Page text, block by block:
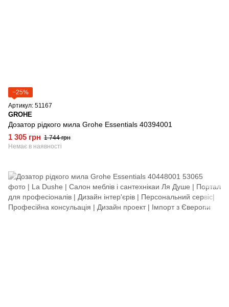
−25%
Артикул: 51167
GROHE
Дозатор рідкого мила Grohe Essentials 40394001
1 305 грн 1 744 грн
Немає в наявності